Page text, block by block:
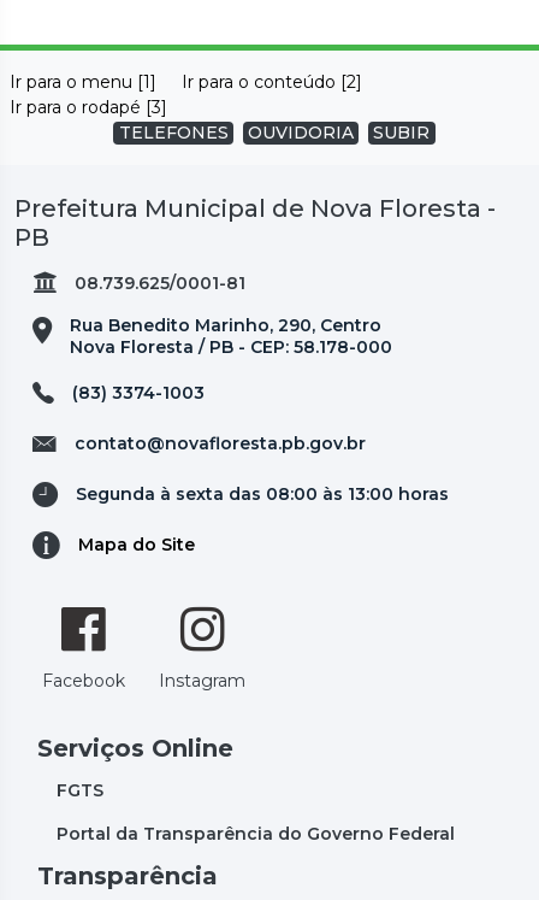
Ir para o menu [1]
Ir para o conteúdo [2]
Ir para o rodapé [3]
TELEFONES
OUVIDORIA SUBIR
Prefeitura Municipal de Nova Floresta -
PB
08.739.625/0001-81
Rua Benedito Marinho, 290, Centro
Nova Floresta / PB - CEP: 58.178-000
(83) 3374-1003
contato@novafloresta.pb.gov.br
Segunda à sexta das 08:00 às 13:00 horas
Mapa do Site
Facebook Instagram
Serviços Online
FGTS
Portal da Transparência do Governo Federal
Transparência